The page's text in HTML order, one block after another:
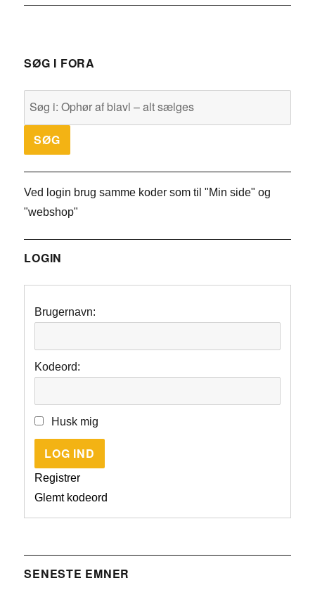
SØG I FORA
Ved login brug samme koder som til "Min side" og
"webshop"
LOGIN
Brugernavn:
Kodeord:
Husk mig
LOG IND
Registrer
Glemt kodeord
SENESTE EMNER